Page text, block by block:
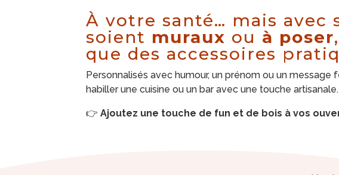
À votre santé… mais avec
soient muraux ou à poser
que des accessoires
Personnalisés avec humour, un prénom ou un
habiller une cuisine ou un bar avec une touche artisanale.
👉Ajoutez une touche de fun et de bois à vos